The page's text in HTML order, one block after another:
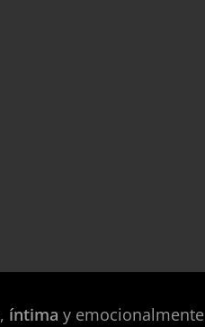
, íntima y emocionalmente